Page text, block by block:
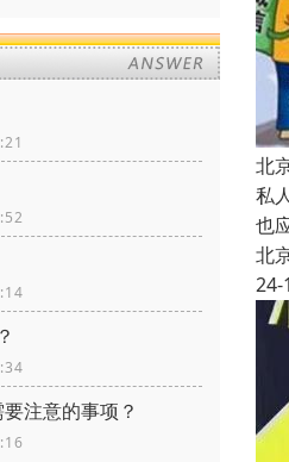
注意的事项？
北
私
也
北
24-